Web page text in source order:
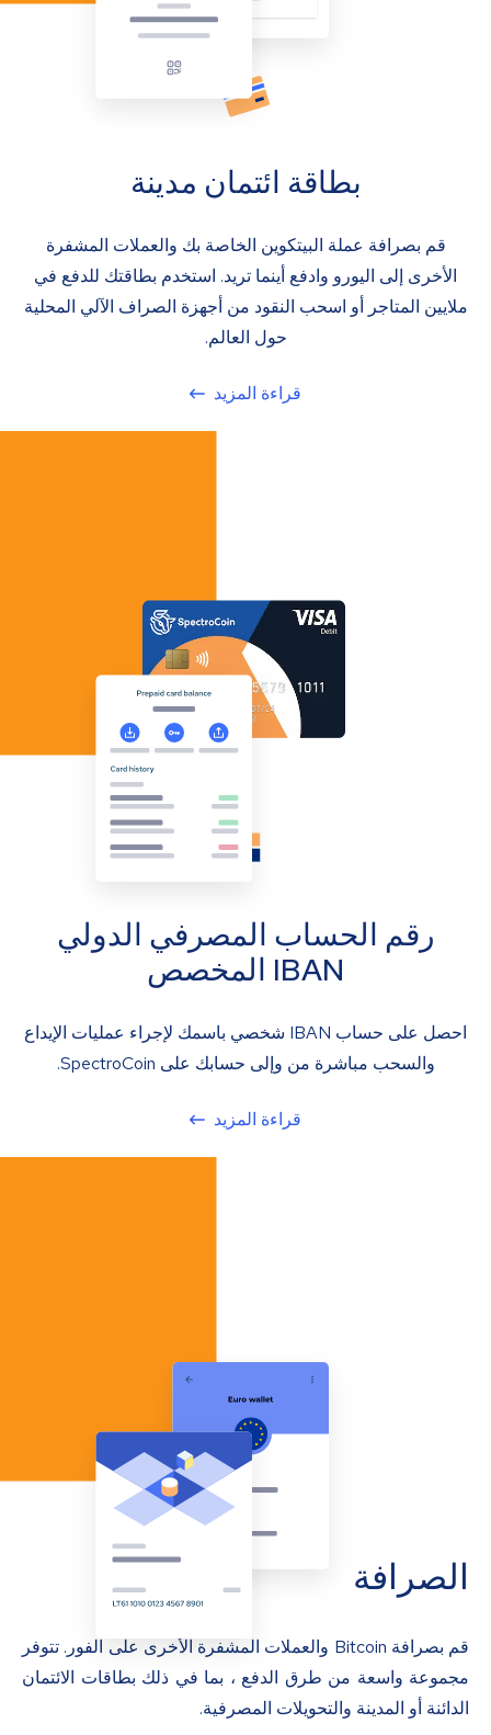
بطاقة ائتمان مدينة
قم بصرافة عملة البيتكوين الخاصة بك والعملات المشفرة
الأخرى إلى اليورو وادفع أينما تريد. استخدم بطاقتك للدفع في
ملايين المتاجر أو اسحب النقود من أجهزة الصراف الآلي المحلية
حول العالم.
قراءة المزيد
رقم الحساب المصرفي الدولي
IBAN المخصص
احصل على حساب IBAN شخصي باسمك لإجراء عمليات الإيداع
والسحب مباشرة من وإلى حسابك على SpectroCoin.
قراءة المزيد
الصرافة
قم بصرافة Bitcoin والعملات المشفرة الأخرى على الفور. تتوفر
مجموعة واسعة من طرق الدفع ، بما في ذلك بطاقات الائتمان
الدائنة أو المدينة والتحويلات المصرفية.